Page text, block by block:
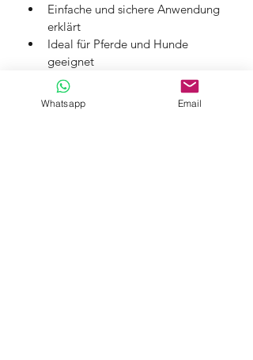
Einfache und sichere Anwendung
erklärt
Ideal für Pferde und Hunde
geeignet
➔ Hol dir jetzt dein praktisches Wissen
für alle Fälle! - Dein Tier wird es dir
Whatsapp Email